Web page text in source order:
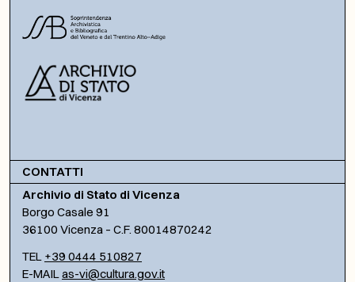
CONTATTI
Archivio di Stato di Vicenza
Borgo Casale 91
36100 Vicenza – C.F. 80014870242
TEL +39 0444 510827
E-MAILas-vi@cultura.gov.it